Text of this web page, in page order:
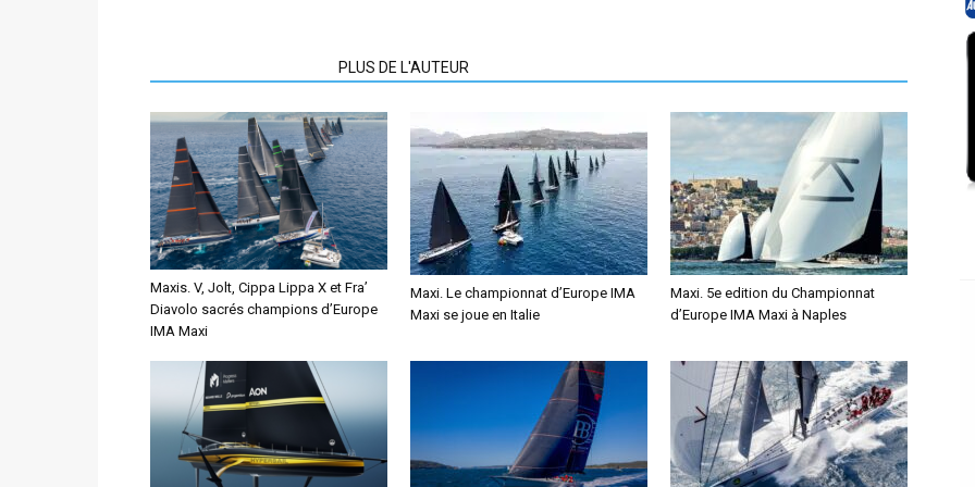
PLUS DE L'AUTEUR
Maxis. V, Jolt, Cippa Lippa X et Fra’
Diavolo sacrés champions d’Europe
IMA Maxi
Maxi. Le championnat d’Europe IMA
Maxi se joue en Italie
Maxi. 5e edition du Championnat
d’Europe IMA Maxi à Naples